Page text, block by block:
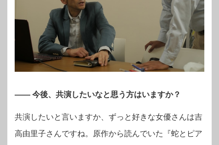
―― 今後、共演したいなと思う方はいますか？
共演したいと言いますか、ずっと好きな女優さんは吉
高由里子さんですね。原作から読んでいた『蛇とピア